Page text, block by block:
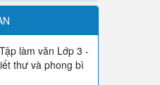
làm văn Lớp 3 -
thư và phong bì